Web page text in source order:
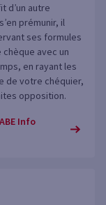
d’un autre
prémunir, il
ses formules
avec un
en rayant les
de votre chéquier,
opposition.
Info